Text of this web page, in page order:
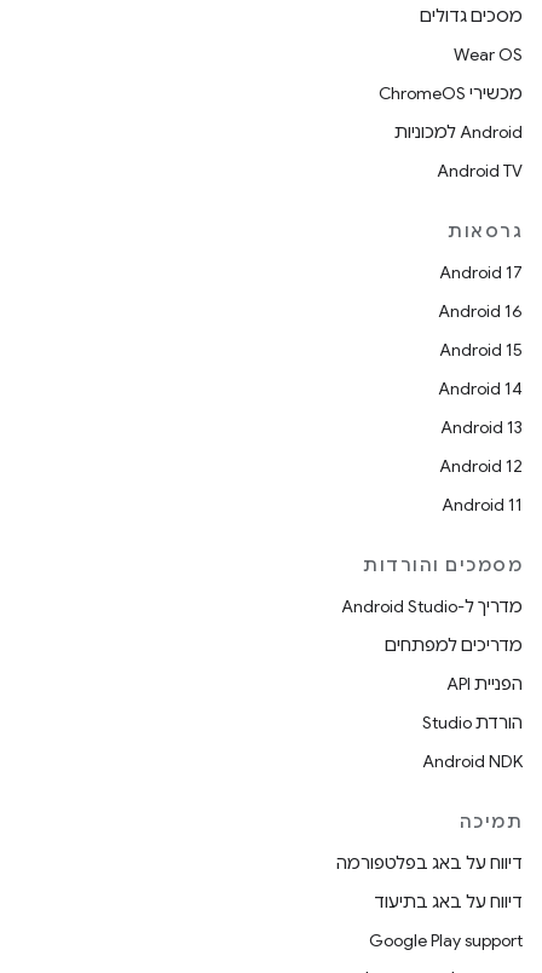
מסכים גדולים
Wear OS
מכשירי ChromeOS
Android למכוניות
Android TV
גרסאות
Android 17
Android 16
Android 15
Android 14
Android 13
Android 12
Android 11
מסמכים והורדות
מדריך ל-Android Studio
מדריכים למפתחים
הפניית API
הורדת Studio
Android NDK
תמיכה
דיווח על באג בפלטפורמה
דיווח על באג בתיעוד
Google Play support